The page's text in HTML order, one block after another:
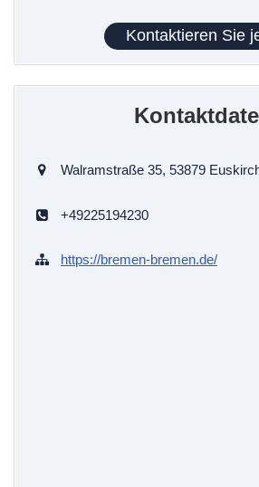
Kontaktieren Sie
Walramstraße 35, 53879
+49225194230
https://bremen-bremen.de/